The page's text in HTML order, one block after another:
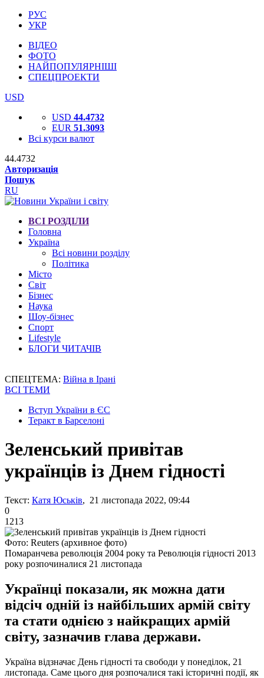
РУС
УКР
ВІДЕО
ФОТО
НАЙПОПУЛЯРНІШІ
СПЕЦПРОЕКТИ
USD
USD 44.4732
EUR 51.3093
Всі курси валют
44.4732
Авторизація
Пошук
RU
ВСІ РОЗДІЛИ
Головна
Україна
Всі новини розділу
Політика
Місто
Світ
Бізнес
Наука
Шоу-бізнес
Спорт
Lifestyle
БЛОГИ ЧИТАЧІВ
СПЕЦТЕМА: Війна в Ірані
ВСІ ТЕМИ
Вступ України в ЄС
Теракт в Барселоні
Зеленський привітав
українців із Днем гідності
Текст: Катя Юськів, 21 листопада 2022, 09:44
0
1213
Фото: Reuters (архивное фото)
Помаранчева революція 2004 року та Революція гідності 2013
року розпочиналися 21 листопада
Українці показали, як можна дати
відсіч одній із найбільших армій світу
та стати однією з найкращих армій
світу, зазначив глава держави.
Україна відзначає День гідності та свободи у понеділок, 21
листопада. Саме цього дня розпочалися такі історичні події, як